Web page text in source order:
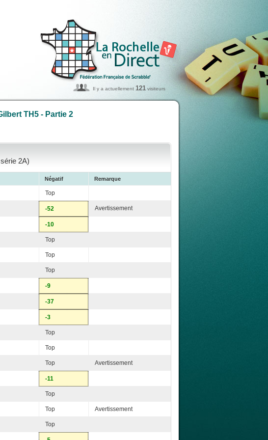
Il y a actuellement 121 visiteurs
TH5 - Partie 2
2A)
Négatif Remarque
Top
-52 Avertissement
-10
Top
Top
Top
-9
-37
-3
Top
Top
Top Avertissement
-11
Top
Top Avertissement
Top